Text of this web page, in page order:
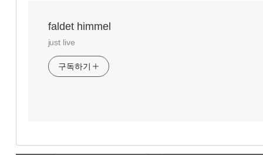
faldet himmel
just live
구독하기